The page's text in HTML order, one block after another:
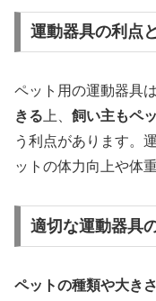
運動器具の利点
ペット用の運動器具は
きる 上、 飼い主もペ
う利点があります。
ットの体力向上や体
適切な運動器具
ペットの種類や大き